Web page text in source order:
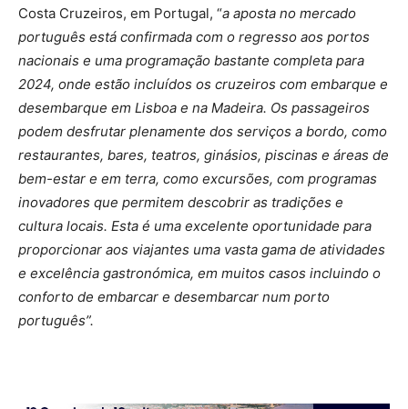
Costa Cruzeiros, em Portugal, “a aposta no mercado
português está confirmada com o regresso aos portos
nacionais e uma programação bastante completa para
2024, onde estão incluídos os cruzeiros com embarque e
desembarque em Lisboa e na Madeira. Os passageiros
podem desfrutar plenamente dos serviços a bordo, como
restaurantes, bares, teatros, ginásios, piscinas e áreas de
bem-estar e em terra, como excursões, com programas
inovadores que permitem descobrir as tradições e
cultura locais. Esta é uma excelente oportunidade para
proporcionar aos viajantes uma vasta gama de atividades
e excelência gastronómica, em muitos casos incluindo o
conforto de embarcar e desembarcar num porto
português”.